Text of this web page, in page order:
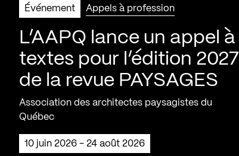
Événement Appels à profession
L’AAPQ lance un appel à
textes pour l’édition 2027
de la revue PAYSAGES
Association des architectes paysagistes du
Québec
10 juin 2026 - 24 août 2026